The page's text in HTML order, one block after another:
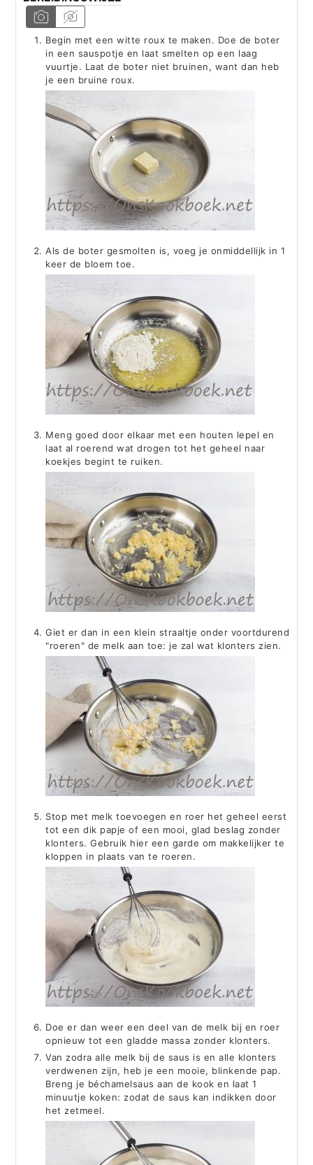
Begin met een witte roux te maken. Doe de boter
in een sauspotje en laat smelten op een laag
vuurtje. Laat de boter niet bruinen, want dan heb
je een bruine roux.
Als de boter gesmolten is, voeg je onmiddellijk in 1
keer de bloem toe.
Meng goed door elkaar met een houten lepel en
laat al roerend wat drogen tot het geheel naar
koekjes begint te ruiken.
Giet er dan in een klein straaltje onder voortdurend
"roeren" de melk aan toe: je zal wat klonters zien.
Stop met melk toevoegen en roer het geheel eerst
tot een dik papje of een mooi, glad beslag zonder
klonters. Gebruik hier een garde om makkelijker te
kloppen in plaats van te roeren.
Doe er dan weer een deel van de melk bij en roer
opnieuw tot een gladde massa zonder klonters.
Van zodra alle melk bij de saus is en alle klonters
verdwenen zijn, heb je een mooie, blinkende pap.
Breng je béchamelsaus aan de kook en laat 1
minuutje koken: zodat de saus kan indikken door
het zetmeel.